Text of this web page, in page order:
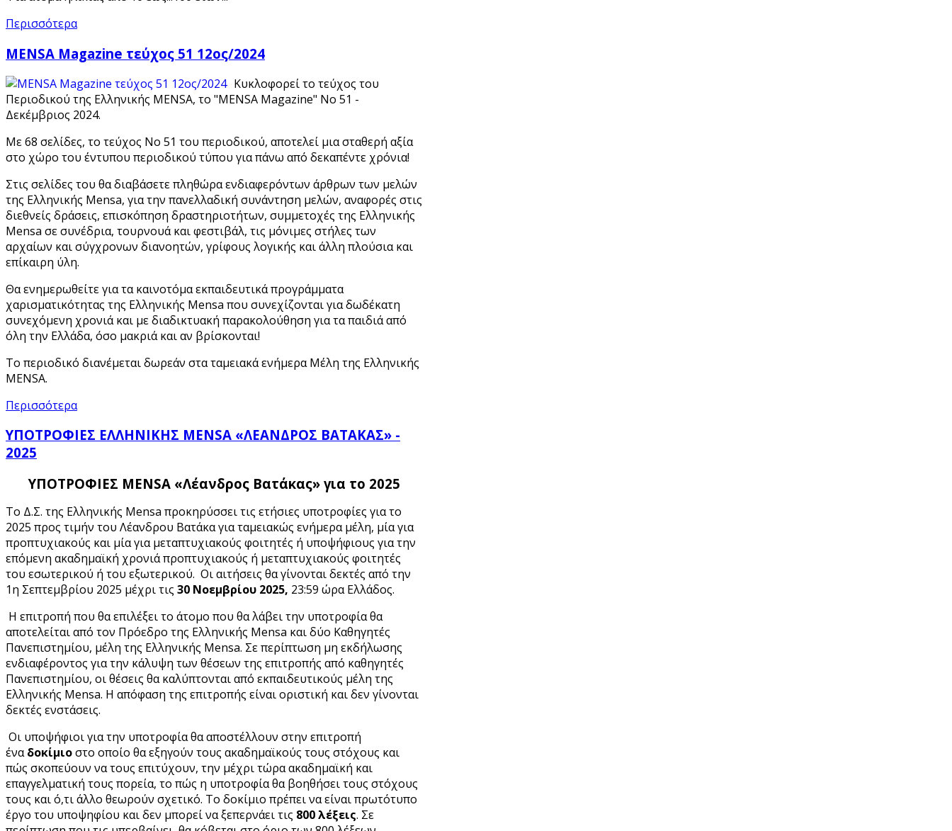
Περισσότερα
MENSA Magazine τεύχος 51 12ος/2024
Κυκλοφορεί το τεύχος του
Περιοδικού της Ελληνικής MENSA, το "MENSA Magazine" Νο 51 -
Δεκέμβριος 2024.
Με 68 σελίδες, το τεύχος Νο 51 του περιοδικού, αποτελεί μια σταθερή αξία
στο χώρο του έντυπου περιοδικού τύπου για πάνω από δεκαπέντε χρόνια!
Στις σελίδες του θα διαβάσετε πληθώρα ενδιαφερόντων άρθρων των μελών
της Ελληνικής Mensa, για την πανελλαδική συνάντηση μελών, αναφορές στις
διεθνείς δράσεις, επισκόπηση δραστηριοτήτων, συμμετοχές της Ελληνικής
Mensa σε συνέδρια, τουρνουά και φεστιβάλ, τις μόνιμες στήλες των
αρχαίων και σύγχρονων διανοητών, γρίφους λογικής και άλλη πλούσια και
επίκαιρη ύλη.
Θα ενημερωθείτε για τα καινοτόμα εκπαιδευτικά προγράμματα
χαρισματικότητας της Ελληνικής Mensa που συνεχίζονται για δωδέκατη
συνεχόμενη χρονιά και με διαδικτυακή παρακολούθηση για τα παιδιά από
όλη την Ελλάδα, όσο μακριά και αν βρίσκονται!
Το περιοδικό διανέμεται δωρεάν στα ταμειακά ενήμερα Μέλη της Ελληνικής
MENSA.
Περισσότερα
ΥΠΟΤΡΟΦΙΕΣ ΕΛΛΗΝΙΚΗΣ MENSA «ΛΕΑΝΔΡΟΣ ΒΑΤΑΚΑΣ» -
2025
ΥΠΟΤΡΟΦΙΕΣ MENSA«Λέανδρος Βατάκας» για το 2025
Το Δ.Σ. της Ελληνικής Mensa προκηρύσσει τις ετήσιες υποτροφίες για το
2025 προς τιμήν του Λέανδρου Βατάκα για ταμειακώς ενήμερα μέλη, μία για
προπτυχιακούς και μία για μεταπτυχιακούς φοιτητές ή υποψήφιους για την
επόμενη ακαδημαϊκή χρονιά προπτυχιακούς ή μεταπτυχιακούς φοιτητές
του εσωτερικού ή του εξωτερικού. Οι αιτήσεις θα γίνονται δεκτές από την
1η Σεπτεμβρίου 2025 μέχρι τις 30 Νοεμβρίου 2025, 23:59 ώρα Ελλάδος.
Η επιτροπή που θα επιλέξει το άτομο που θα λάβει την υποτροφία θα
αποτελείται από τον Πρόεδρο της Ελληνικής Mensa και δύο Καθηγητές
Πανεπιστημίου, μέλη της Ελληνικής Mensa. Σε περίπτωση μη εκδήλωσης
ενδιαφέροντος για την κάλυψη των θέσεων της επιτροπής από καθηγητές
Πανεπιστημίου, οι θέσεις θα καλύπτονται από εκπαιδευτικούς μέλη της
Ελληνικής Mensa. Η απόφαση της επιτροπής είναι οριστική και δεν γίνονται
δεκτές ενστάσεις.
Οι υποψήφιοι για την υποτροφία θα αποστέλλουν στην επιτροπή
έναδοκίμιοστο οποίο θα εξηγούν τους ακαδημαϊκούς τους στόχους και
πώς σκοπεύουν να τους επιτύχουν, την μέχρι τώρα ακαδημαϊκή και
επαγγελματική τους πορεία, το πώς η υποτροφία θα βοηθήσει τους στόχους
τους και ό,τι άλλο θεωρούν σχετικό. Το δοκίμιο πρέπει να είναι πρωτότυπο
έργο του υποψηφίου και δεν μπορεί να ξεπερνάει τις 800 λέξεις. Σε